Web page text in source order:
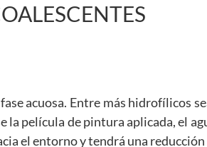
acuosa. Entre más hidrofílicos
la película de pintura aplicada, el
el entorno y tendrá una